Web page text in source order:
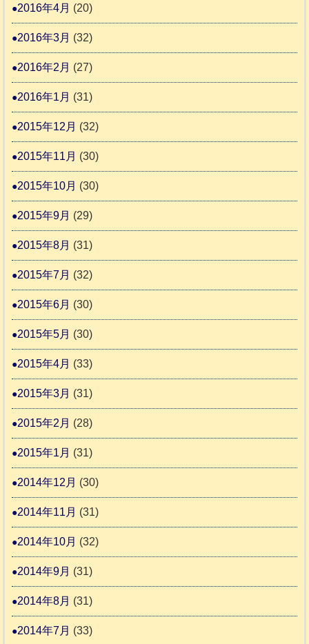
2016年4月 (20)
2016年3月 (32)
2016年2月 (27)
2016年1月 (31)
2015年12月 (32)
2015年11月 (30)
2015年10月 (30)
2015年9月 (29)
2015年8月 (31)
2015年7月 (32)
2015年6月 (30)
2015年5月 (30)
2015年4月 (33)
2015年3月 (31)
2015年2月 (28)
2015年1月 (31)
2014年12月 (30)
2014年11月 (31)
2014年10月 (32)
2014年9月 (31)
2014年8月 (31)
2014年7月 (33)